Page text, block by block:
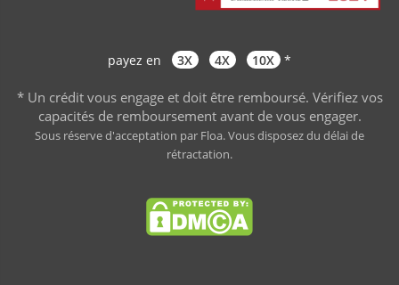
payez en 3X 4X 10X *
* Un crédit vous engage et doit être remboursé. Vérifiez vos
capacités de remboursement avant de vous engager.
Sous réserve d'acceptation par Floa. Vous disposez du délai de
rétractation.